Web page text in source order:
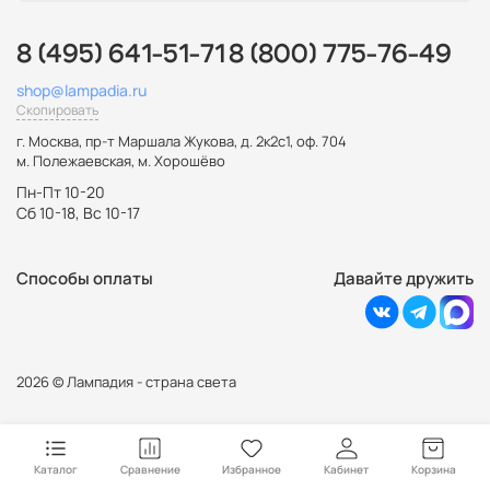
Каталог Сравнение Избранное Кабинет Корзина
8 (495) 641-51-71 8 (800) 775-76-49
shop@lampadia.ru
Скопировать
г. Москва, пр-т Маршала Жукова, д. 2к2с1, оф. 704
м. Полежаевская, м. Хорошёво
Пн-Пт 10-20
Сб 10-18, Вс 10-17
Способы оплаты Давайте дружить
2026 © Лампадия - страна света